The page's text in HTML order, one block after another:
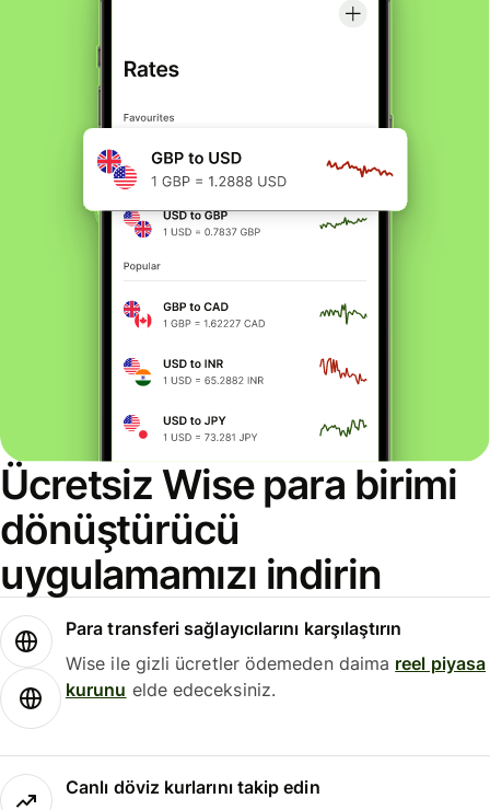
Ücretsiz Wise para birimi
dönüştürücü
uygulamamızı indirin
Para transferi sağlayıcılarını karşılaştırın
Wise ile gizli ücretler ödemeden daima reel piyasa
kurunu elde edeceksiniz.
Canlı döviz kurlarını takip edin